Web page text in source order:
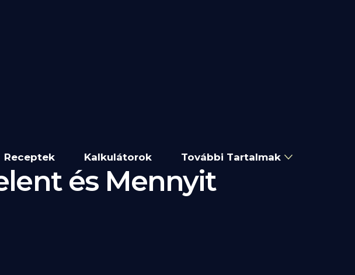
Receptek Kalkulátorok További Tartalmak
és Mennyit